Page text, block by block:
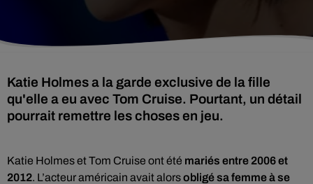
Katie Holmes a la garde exclusive de la fille
qu'elle a eu avec Tom Cruise. Pourtant, un détail
pourrait remettre les choses en jeu.
Katie Holmes et Tom Cruise ont été mariés entre 2006 et
2012. L’acteur américain avait alorsobligé sa femme à se